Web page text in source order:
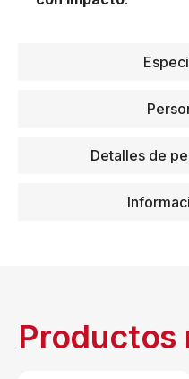
Detalles de
Productos